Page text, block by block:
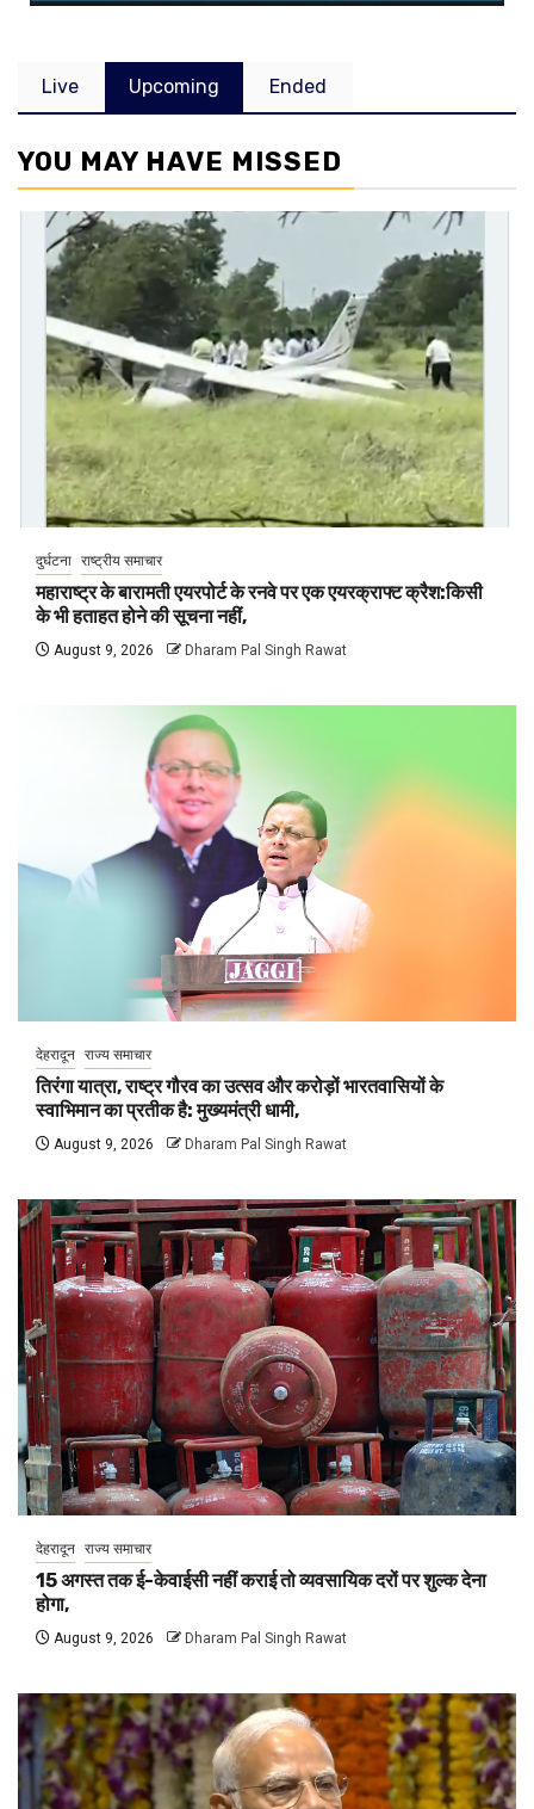
Live Upcoming Ended
YOU MAY HAVE MISSED
दुर्घटना राष्ट्रीय समाचार
महाराष्ट्र के बारामती एयरपोर्ट के रनवे पर एक एयरक्राफ्ट क्रैश:किसी
के भी हताहत होने की सूचना नहीं,
August 9, 2026 Dharam Pal Singh Rawat
देहरादून राज्य समाचार
तिरंगा यात्रा, राष्ट्र गौरव का उत्सव और करोड़ों भारतवासियों के
स्वाभिमान का प्रतीक है: मुख्यमंत्री धामी,
August 9, 2026 Dharam Pal Singh Rawat
देहरादून राज्य समाचार
15 अगस्त तक ई-केवाईसी नहीं कराई तो व्यवसायिक दरों पर शुल्क देना
होगा,
August 9, 2026 Dharam Pal Singh Rawat